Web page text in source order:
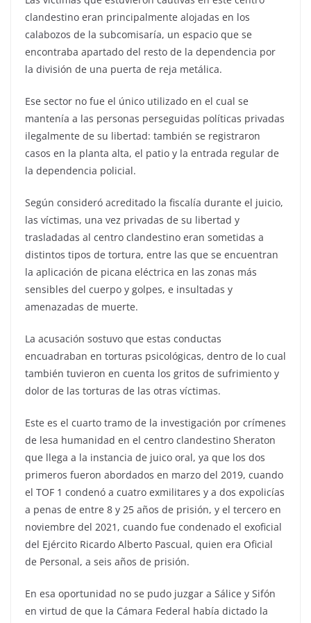
clandestino eran principalmente alojadas en los
calabozos de la subcomisaría, un espacio que se
encontraba apartado del resto de la dependencia por
la división de una puerta de reja metálica.
Ese sector no fue el único utilizado en el cual se
mantenía a las personas perseguidas políticas privadas
ilegalmente de su libertad: también se registraron
casos en la planta alta, el patio y la entrada regular de
la dependencia policial.
Según consideró acreditado la fiscalía durante el juicio,
las víctimas, una vez privadas de su libertad y
trasladadas al centro clandestino eran sometidas a
distintos tipos de tortura, entre las que se encuentran
la aplicación de picana eléctrica en las zonas más
sensibles del cuerpo y golpes, e insultadas y
amenazadas de muerte.
La acusación sostuvo que estas conductas
encuadraban en torturas psicológicas, dentro de lo cual
también tuvieron en cuenta los gritos de sufrimiento y
dolor de las torturas de las otras víctimas.
Este es el cuarto tramo de la investigación por crímenes
de lesa humanidad en el centro clandestino Sheraton
que llega a la instancia de juico oral, ya que los dos
primeros fueron abordados en marzo del 2019, cuando
el TOF 1 condenó a cuatro exmilitares y a dos expolicías
a penas de entre 8 y 25 años de prisión, y el tercero en
noviembre del 2021, cuando fue condenado el exoficial
del Ejército Ricardo Alberto Pascual, quien era Oficial
de Personal, a seis años de prisión.
En esa oportunidad no se pudo juzgar a Sálice y Sifón
en virtud de que la Cámara Federal había dictado la